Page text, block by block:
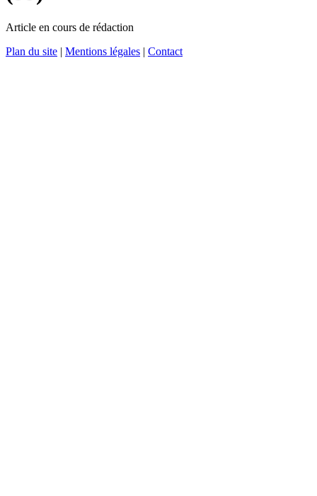
Article en cours de rédaction
Plan du site | Mentions légales | Contact